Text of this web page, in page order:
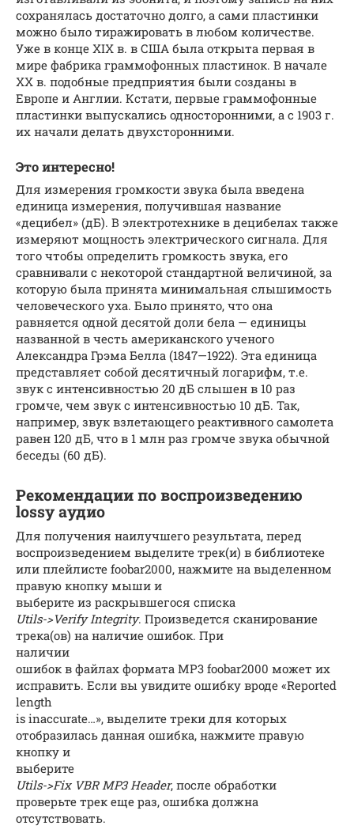
сохранялась достаточно долго, а сами пластинки
можно было тиражировать в любом количестве.
Уже в конце XIX в. в США была открыта первая в
мире фабрика граммофонных пластинок. В начале
XX в. подобные предприятия были созданы в
Европе и Англии. Кстати, первые граммофонные
пластинки выпускались односторонними, а с 1903 г.
их начали делать двухсторонними.
Это интересно!
Для измерения громкости звука была введена
единица измерения, получившая название
«децибел» (дБ). В электротехнике в децибелах также
измеряют мощность электрического сигнала. Для
того чтобы определить громкость звука, его
сравнивали с некоторой стандартной величиной, за
которую была принята минимальная слышимость
человеческого уха. Было принято, что она
равняется одной десятой доли бела — единицы
названной в честь американского ученого
Александра Грэма Белла (1847—1922). Эта единица
представляет собой десятичный логарифм, т.е.
звук с интенсивностью 20 дБ слышен в 10 раз
громче, чем звук с интенсивностью 10 дБ. Так,
например, звук взлетающего реактивного самолета
равен 120 дБ, что в 1 млн раз громче звука обычной
беседы (60 дБ).
Рекомендации по воспроизведению
lossy аудио
Для получения наилучшего результата, перед
воспроизведением выделите трек(и) в библиотеке
или плейлисте foobar2000, нажмите на выделенном
правую кнопку мыши и
выберите из раскрывшегося списка
Utils->Verify Integrity. Произведется сканирование
трека(ов) на наличие ошибок. При
наличии
ошибок в файлах формата MP3 foobar2000 может их
исправить. Если вы увидите ошибку вроде «Reported
length
is inaccurate…», выделите треки для которых
отобразилась данная ошибка, нажмите правую
кнопку и
выберите
Utils->Fix VBR MP3 Header, после обработки
проверьте трек еще раз, ошибка должна
отсутствовать.